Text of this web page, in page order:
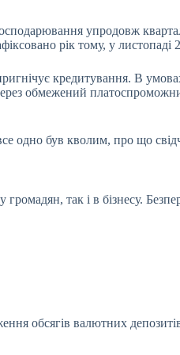
упродовж
рік тому, у листопаді
кредитування. В
обмежений
був кволим, про що
так і в бізнесу.
обсягів валютних